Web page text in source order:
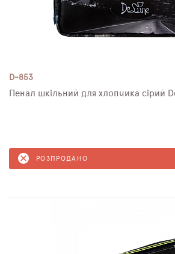
D-853
Пенал шкільний для хлопчика сірий
РОЗПРОДАНО